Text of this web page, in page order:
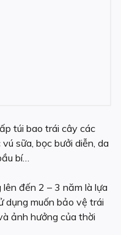
túi bao trái cây các
sữa, bọc bưởi diễn, da
bí…
đến 2 – 3 năm là lựa
dụng muốn bảo vệ trái
ảnh hưởng của thời